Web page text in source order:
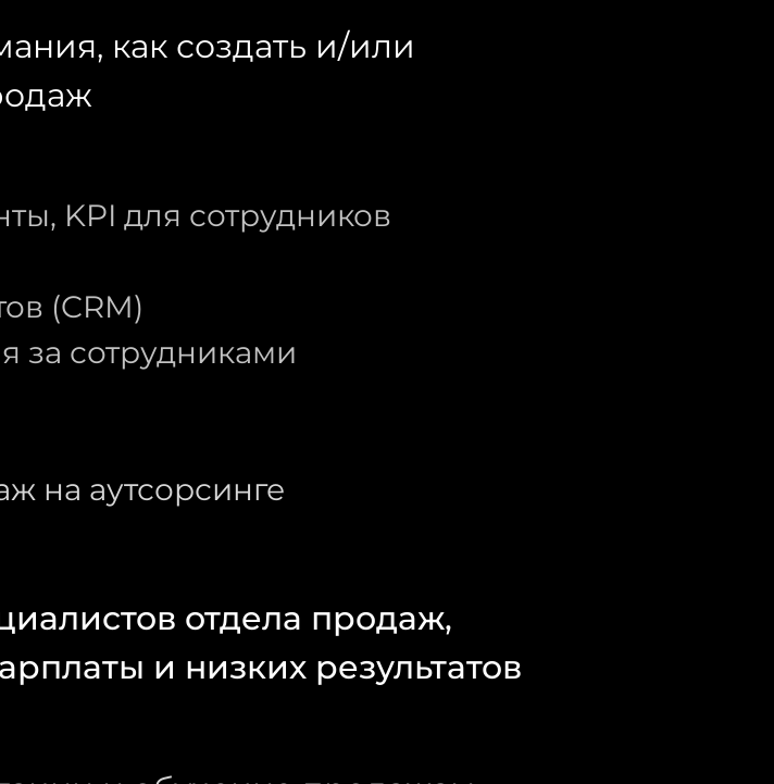
как создать и/или
KPI для сотрудников
(CRM)
за сотрудниками
на аутсорсинге
отдела продаж,
и низких результатов